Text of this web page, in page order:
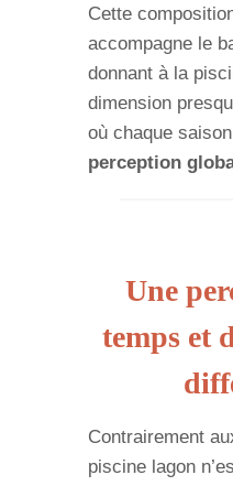
Cette
accompagne le
donnant à la
dimension
où chaque
perception
Une
temps et
Contrairement
piscine lagon